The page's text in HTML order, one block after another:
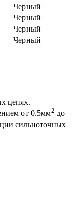
Черный
Черный
Черный
Черный
цепях.
от 0.5мм2 до
сильноточных